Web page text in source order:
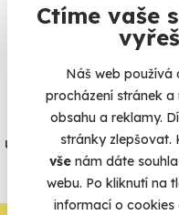
Ctíme vaše
Náš web používá
procházení stránek a
obsahu a reklamy.
stránky zlepšovat.
vše nám dáte
webu. Po kliknutí na
informací o cookies
Zobraz
Vše umíme
Jeden nikdy neví.
úrazové pojištění z
agentur.
Vše o